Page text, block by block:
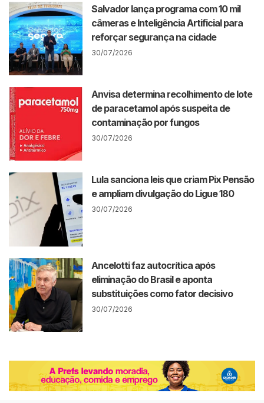
Salvador lança programa com 10 mil
câmeras e Inteligência Artificial para
reforçar segurança na cidade
30/07/2026
Anvisa determina recolhimento de lote
de paracetamol após suspeita de
contaminação por fungos
30/07/2026
Lula sanciona leis que criam Pix Pensão
e ampliam divulgação do Ligue 180
30/07/2026
Ancelotti faz autocrítica após
eliminação do Brasil e aponta
substituições como fator decisivo
30/07/2026